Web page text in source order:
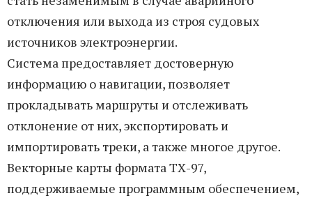
отключения или выхода из строя судовых
источников электроэнергии.
Система предоставляет достоверную
информацию о навигации, позволяет
прокладывать маршруты и отслеживать
отклонение от них, экспортировать и
импортировать треки, а также многое другое.
Векторные карты формата ТХ-97,
поддерживаемые программным обеспечением,